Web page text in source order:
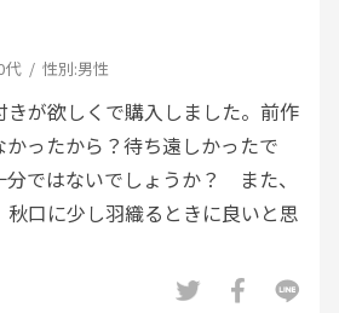
代 性別:男性
きが欲しくで購入しました。前作
かったから？待ち遠しかったで
分ではないでしょうか？ また、
秋口に少し羽織るときに良いと思